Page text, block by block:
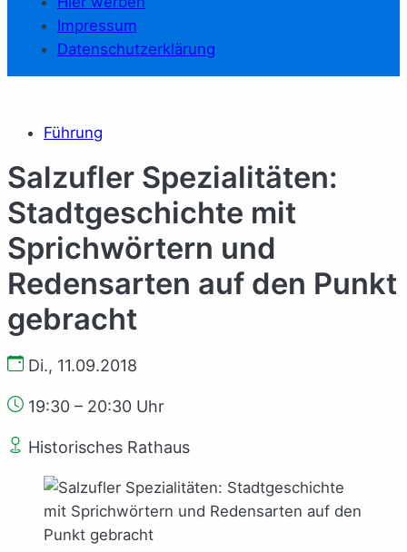
Impressum
Datenschutzerklärung
Führung
Salzufler Spezialitäten:
Stadtgeschichte mit
Sprichwörtern und
Redensarten auf den Punkt
gebracht
Di., 11.09.2018
19:30 – 20:30 Uhr
Historisches Rathaus